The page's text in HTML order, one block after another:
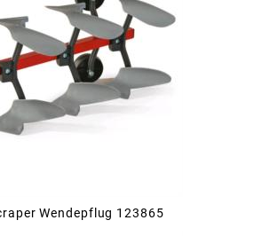
Wendepflug 123865